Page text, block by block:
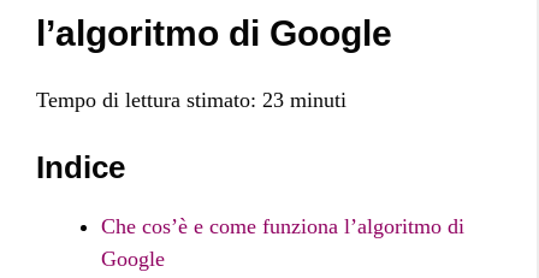
l’algoritmo di Google
Tempo di lettura stimato: 23 minuti
Indice
Che cos’è e come funziona l’algoritmo di
Google